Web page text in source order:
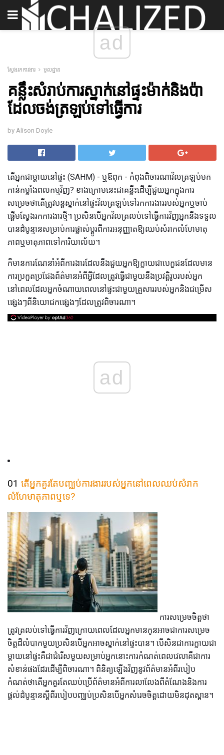
ad
ស្វែងរកការងារ មូលដ្ឋាន
គន្លឹះសំរាប់ការស្នាក់នៅផ្ទះម៉ាក់និងប៉ា
ដែលចង់ត្រឡប់ទៅធ្វើការ
by Alison Doyle
តើអ្នកជាម្តាយនៅផ្ទះ (SAHM) - ឬឪពុក - កំពុងពិចារណាវិលត្រឡប់មក
កាន់កម្លាំងពលកម្មវិញ? ខាងក្រោមនេះជាគន្លឹះដើម្បីជួយអ្នកក្នុងការ
សម្រេចថាតើត្រូវបន្តស្នាក់នៅផ្ទះវិលត្រឡប់ទៅរកការងាររបស់អ្នកឬចាប់
ផ្តើមស្វែងរកការងារថ្មី។ ប្រសិនបើអ្នកវិលត្រលប់ទៅធ្វើការវិញអ្នកនឹងទទួល
បានដំបូន្មានសម្រាប់ការផ្លាស់ប្តូរពីការអនុញ្ញាតឱ្យឈប់សំរាកលំហែមាតុ
ភាពឬមាតុភាពទៅការិយាល័យ។
ក៏មានការណែនាំអំពីការងារដែលនឹងជួយអ្នកឱ្យក្លាយជាបេក្ខជនដែលមាន
ការប្រកួតប្រជែងព័ត៌មានអំពីអ្វីដែលត្រូវធ្វើជាមួយនឹងប្រវត្តិរូបរបស់អ្នក
នៅពេលដែលអ្នកចំណាយពេលនៅផ្ទះជាមួយគ្រួសាររបស់អ្នកនិងជម្រើស
ផ្សេងៗពីនិយោជកផ្សេងៗដែលត្រូវពិចារណា។
ad
01 តើអ្នកគួរតែបញ្ឈប់ការងាររបស់អ្នកនៅពេលឈប់សំរាក
លំហែមាតុភាពឬទេ?
ការសម្រេចចិត្តថា
ត្រូវត្រលប់ទៅធ្វើការវិញក្រោយពេលដែលអ្នកមានកូនអាចជាការសម្រេច
ចិត្តដ៏លំបាកមួយប្រសិនបើអ្នកអាចស្នាក់នៅផ្ទះបាន។ បើសិនជាការក្លាយជា
ម្តាយនៅផ្ទះគឺជាជំរើសមួយសម្រាប់អ្នកនោះការកំណត់ពេលវេលាគឺជាការ
សំខាន់ផងដែរដើម្បីពិចារណា។ ពិនិត្យឡើងវិញនូវព័ត៌មានអំពីរបៀប
កំណត់ថាតើអ្នកគួរតែឈប់ប្រើព័ត៌មានអំពីការលាលែងពីតំណែងនិងការ
ផ្តល់ដំបូន្មានស្តីពីរបៀបបញ្ឈប់ប្រសិនបើអ្នកសំរេចចិត្តដោយមិនដុតស្ពាន។